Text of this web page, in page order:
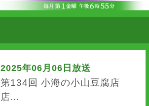
2025年06月06日放送
第134回 小海の小山豆腐店
店...